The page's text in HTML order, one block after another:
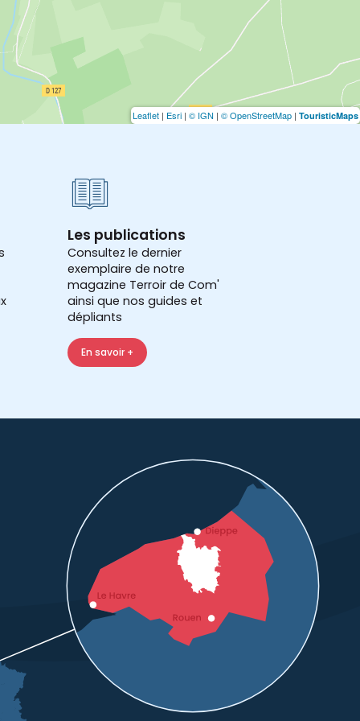
Leaflet | Esri | © IGN | © OpenStreetMap | TouristicMaps
Les publications
Consultez le dernier
exemplaire de notre
magazine Terroir de Com'
ainsi que nos guides et
dépliants
En savoir +